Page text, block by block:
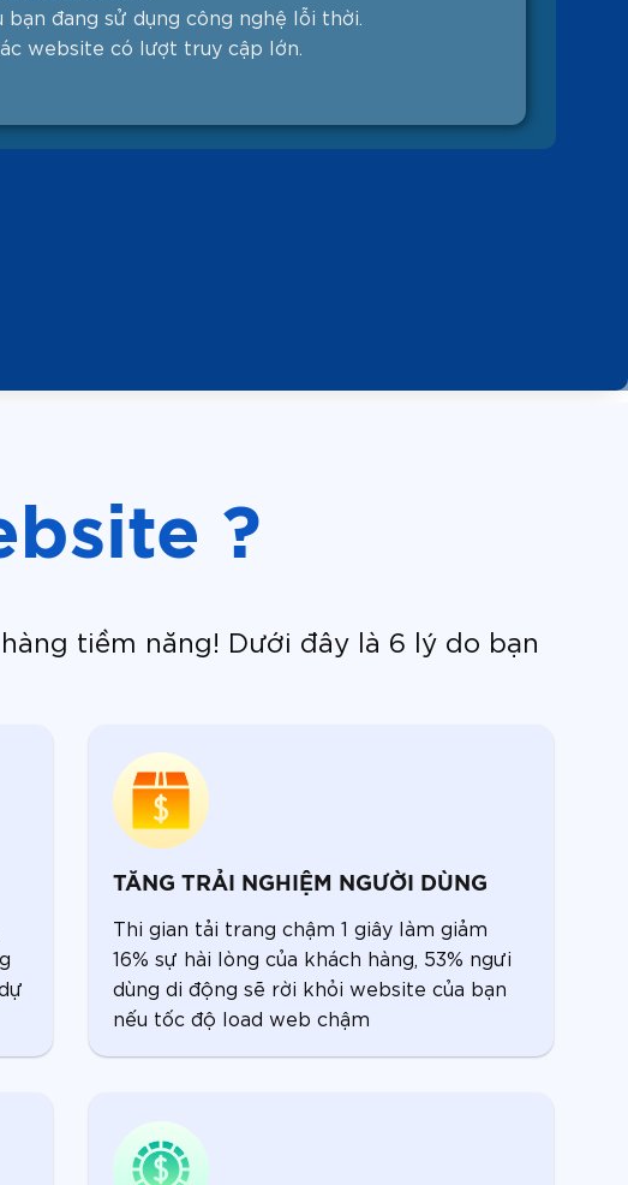
đang sử dụng công nghệ lỗi thời.
website có lượt truy cập lớn.
?
tiềm năng! Dưới đây là 6 lý do bạn
TĂNG TRẢI NGHIỆM NGƯỜI DÙNG
Thi gian tải trang chậm 1 giây làm giảm
16% sự hài lòng của khách hàng, 53% ngưi
dùng di động sẽ rời khỏi website của bạn
nếu tốc độ load web chậm